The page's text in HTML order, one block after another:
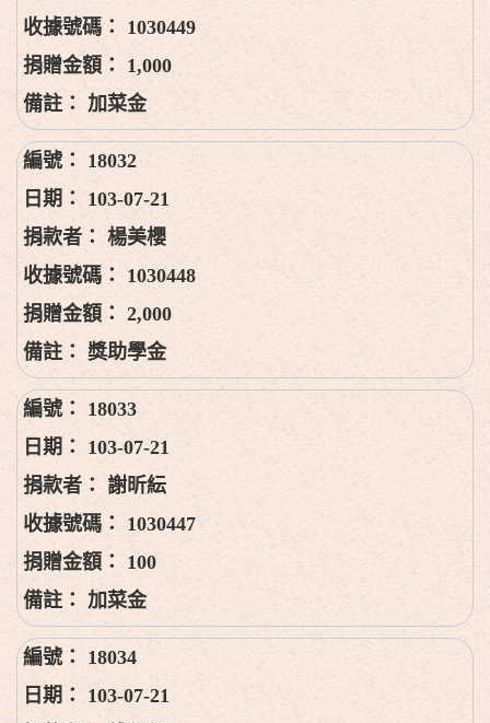
1030449
1,000
加菜金
18032
103-07-21
楊美櫻
1030448
2,000
獎助學金
18033
103-07-21
謝昕紜
1030447
100
加菜金
18034
103-07-21